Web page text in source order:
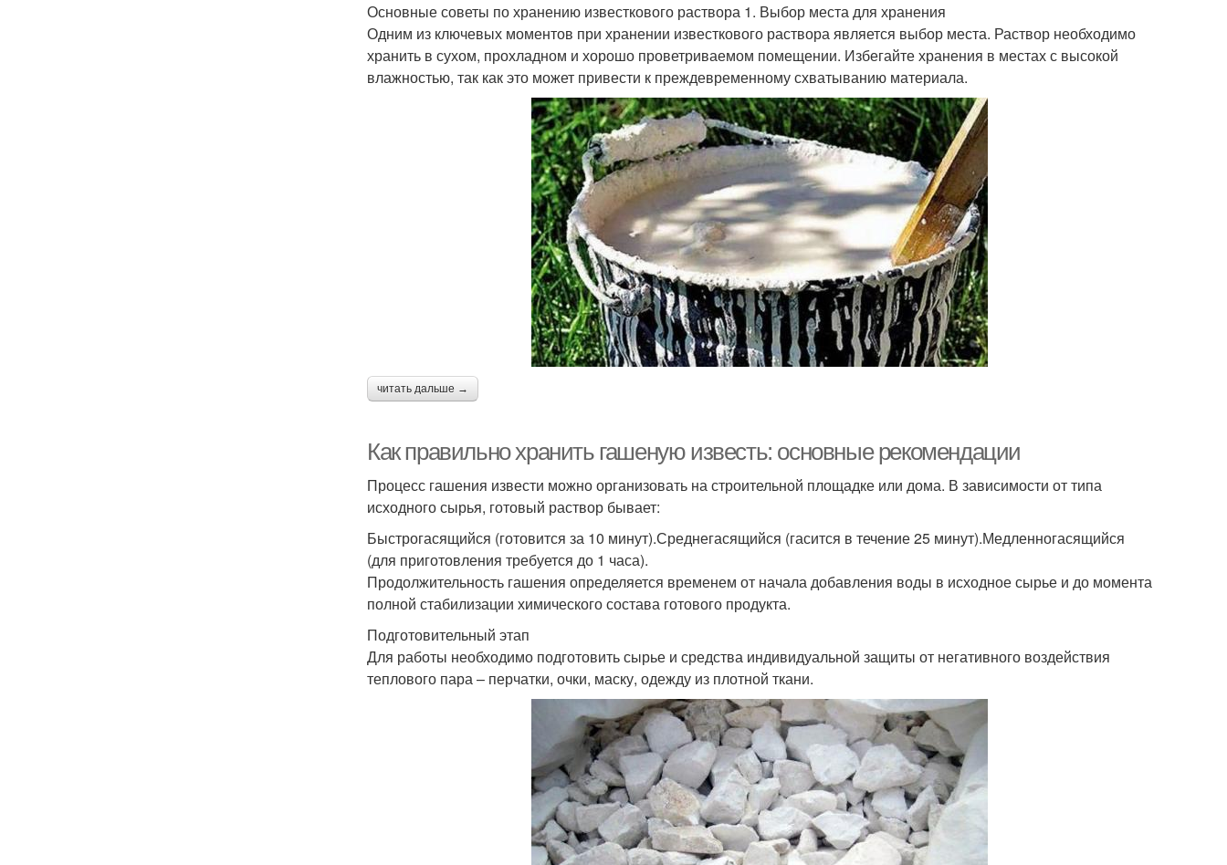
Основные советы по хранению известкового раствора 1. Выбор места для хранения
Одним из ключевых моментов при хранении известкового раствора является выбор места. Раствор необходимо
хранить в сухом, прохладном и хорошо проветриваемом помещении. Избегайте хранения в местах с высокой
влажностью, так как это может привести к преждевременному схватыванию материала.
читать дальше →
Как правильно хранить гашеную известь: основные рекомендации
Процесс гашения извести можно организовать на строительной площадке или дома. В зависимости от типа
исходного сырья, готовый раствор бывает:
Быстрогасящийся (готовится за 10 минут).Среднегасящийся (гасится в течение 25 минут).Медленногасящийся
(для приготовления требуется до 1 часа).
Продолжительность гашения определяется временем от начала добавления воды в исходное сырье и до момента
полной стабилизации химического состава готового продукта.
Подготовительный этап
Для работы необходимо подготовить сырье и средства индивидуальной защиты от негативного воздействия
теплового пара – перчатки, очки, маску, одежду из плотной ткани.